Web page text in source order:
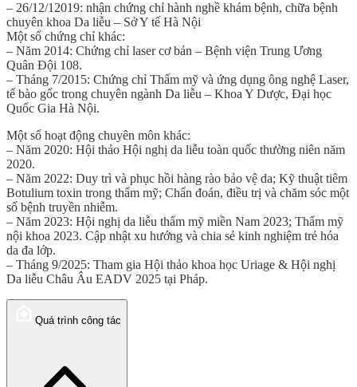
– 26/12/12019: nhận chứng chỉ hành nghề khám bệnh, chữa bệnh
chuyên khoa Da liễu – Sở Y tế Hà Nội
Một số chứng chỉ khác:
– Năm 2014: Chứng chỉ laser cơ bản – Bệnh viện Trung Ương
Quân Đội 108.
– Tháng 7/2015: Chứng chỉ Thẩm mỹ và ứng dụng ông nghệ Laser,
tế bào gốc trong chuyên ngành Da liễu – Khoa Y Dược, Đại học
Quốc Gia Hà Nội.
Một số hoạt động chuyên môn khác:
– Năm 2020: Hội thảo Hội nghị da liễu toàn quốc thường niên năm
2020.
– Năm 2022: Duy trì và phục hồi hàng rào bảo vệ da; Kỹ thuật tiêm
Botulium toxin trong thẩm mỹ; Chẩn đoán, điều trị và chăm sóc một
số bệnh truyền nhiễm.
– Năm 2023: Hội nghị da liễu thẩm mỹ miền Nam 2023; Thẩm mỹ
nội khoa 2023. Cập nhật xu hướng và chia sẻ kinh nghiệm trẻ hóa
da đa lớp.
– Tháng 9/2025: Tham gia Hội thảo khoa học Uriage & Hội nghị
Da liễu Châu Âu EADV 2025 tại Pháp.
Quá trình công tác